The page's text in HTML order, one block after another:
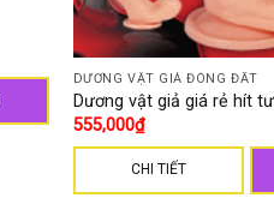
DƯƠNG VẬT GIẢ ĐÓNG ĐẤT
Dương vật giả giá rẻ hít
555,000₫
CHI TIẾT